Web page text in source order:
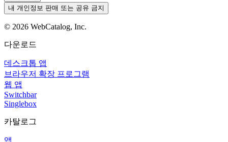
내 개인정보 판매 또는 공유 금지
© 2026 WebCatalog, Inc.
다운로드
데스크톱 앱
브라우저 확장 프로그램
웹 앱
Switchbar
Singlebox
카탈로그
앱